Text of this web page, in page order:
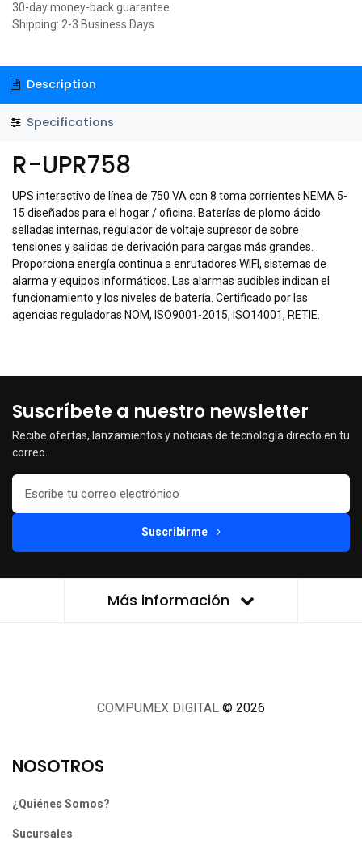
30-day money-back guarantee
Shipping: 2-3 Business Days
Description
Specifications
R-UPR758
UPS interactivo de línea de 750 VA con 8 toma corrientes NEMA 5-
15 diseñados para el hogar / oficina. Baterías de plomo ácido
selladas internas, regulador de voltaje supresor de sobre
tensiones y salidas de derivación para cargas más grandes.
Proporciona energía continua a enrutadores WIFI, sistemas de
alarma y equipos informáticos. Las alarmas audibles indican el
funcionamiento y los niveles de batería. Certificado por las
agencias reguladoras NOM, ISO9001-2015, ISO14001, RETIE.
Suscríbete a nuestro newsletter
Recibe ofertas, lanzamientos y noticias de tecnología directo en tu
correo.
Suscribirme
Más información
COMPUMEX DIGITAL © 2026
NOSOTROS
¿Quiénes Somos?
Sucursales